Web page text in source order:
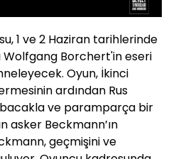
1 ve 2 Haziran tarihlerinde
Wolfgang Borchert'in eseri
Oyun, İkinci
ardından Rus
ve paramparça bir
asker Beckmann’ın
geçmişini ve